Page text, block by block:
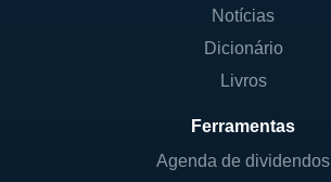
Notícias
Dicionário
Livros
Ferramentas
Agenda de dividendos